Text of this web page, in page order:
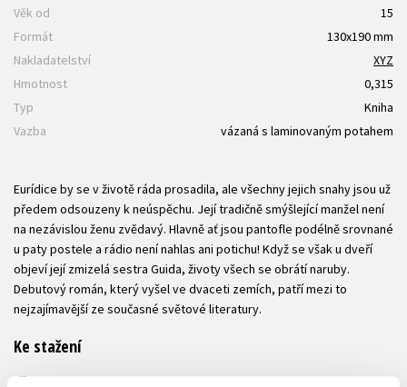
Věk od
15
Formát
130x190 mm
Nakladatelství
XYZ
Hmotnost
0,315
Typ
Kniha
Vazba
vázaná s laminovaným potahem
Eurídice by se v životě ráda prosadila, ale všechny jejich snahy jsou už
předem odsouzeny k neúspěchu. Její tradičně smýšlející manžel není
na nezávislou ženu zvědavý. Hlavně ať jsou pantofle podélně srovnané
u paty postele a rádio není nahlas ani potichu! Když se však u dveří
objeví její zmizelá sestra Guida, životy všech se obrátí naruby.
Debutový román, který vyšel ve dvaceti zemích, patří mezi to
nejzajímavější ze současné světové literatury.
Ke stažení